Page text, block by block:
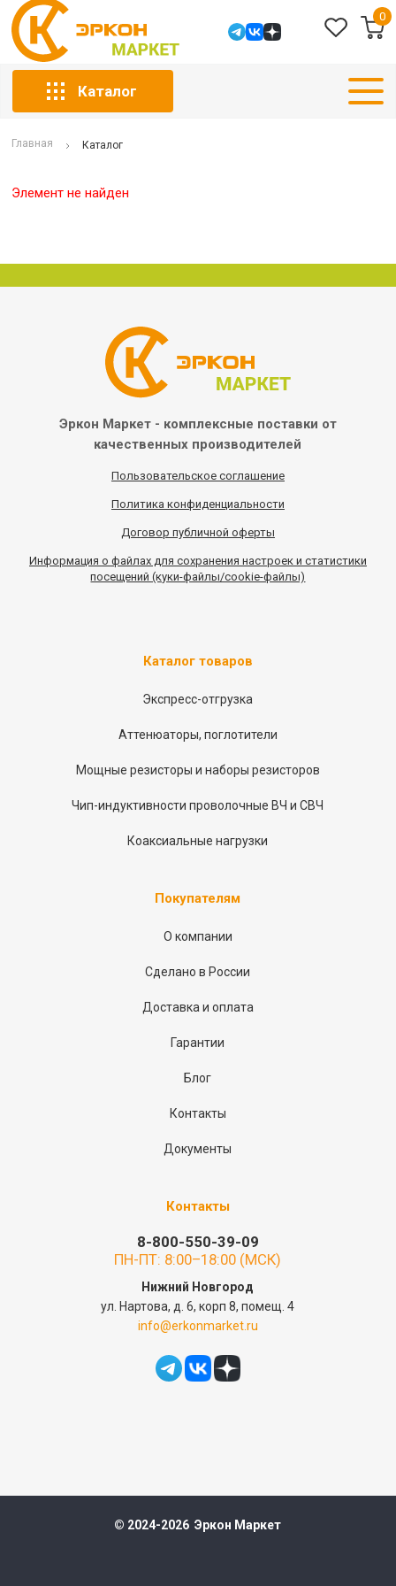
0
Каталог
Главная Каталог
Элемент не найден
Эркон Маркет - комплексные поставки от
качественных производителей
Пользовательское соглашение
Политика конфиденциальности
Договор публичной оферты
Информация о файлах для сохранения настроек и статистики
посещений (куки-файлы/cookie-файлы)
Каталог товаров
Экспресс-отгрузка
Аттенюаторы, поглотители
Мощные резисторы и наборы резисторов
Чип-индуктивности проволочные ВЧ и СВЧ
Коаксиальные нагрузки
Покупателям
О компании
Сделано в России
Доставка и оплата
Гарантии
Блог
Контакты
Документы
Контакты
8-800-550-39-09
ПН-ПТ: 8:00–18:00 (МСК)
Нижний Новгород
ул. Нартова, д. 6, корп 8, помещ. 4
info@erkonmarket.ru
© 2024-2026 Эркон Маркет